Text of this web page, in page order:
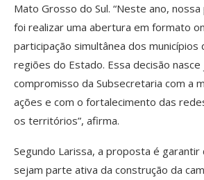
Mato Grosso do Sul. “Neste ano,
foi realizar uma abertura em formato
participação simultânea dos municípios
regiões do Estado. Essa decisão
compromisso da Subsecretaria com a
ações e com o fortalecimento das
os territórios”, afirma.
Segundo Larissa, a proposta é garantir
sejam parte ativa da construção da